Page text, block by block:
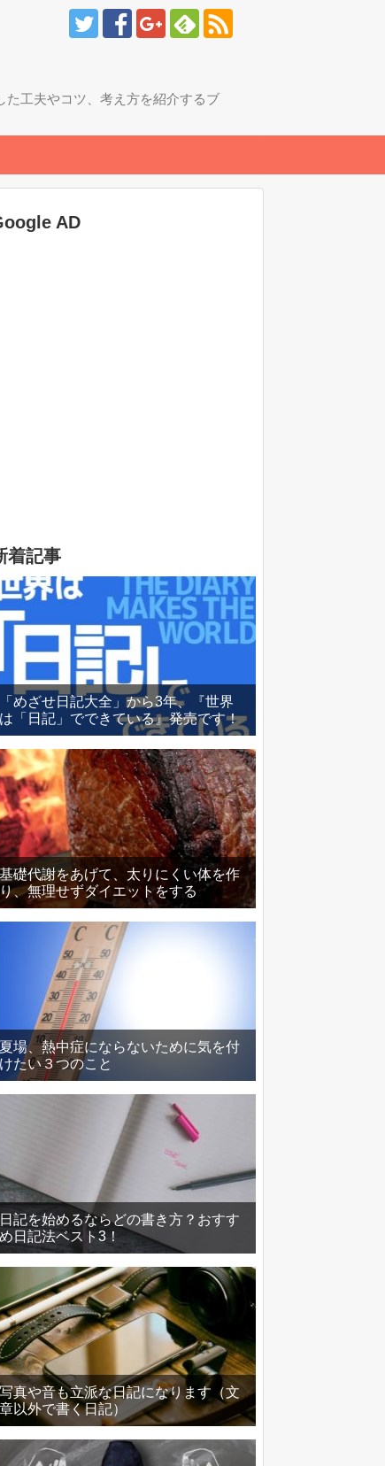
工夫やコツ、考え方を紹介するブ
AD
着記事
「めざせ日記大全」から3年、『世界
は「日記」でできている』発売です！
基礎代謝をあげて、太りにくい体を作
り、無理せずダイエットをする
夏場、熱中症にならないために気を付
けたい３つのこと
日記を始めるならどの書き方？おすす
め日記法ベスト3！
写真や音も立派な日記になります（文
章以外で書く日記）